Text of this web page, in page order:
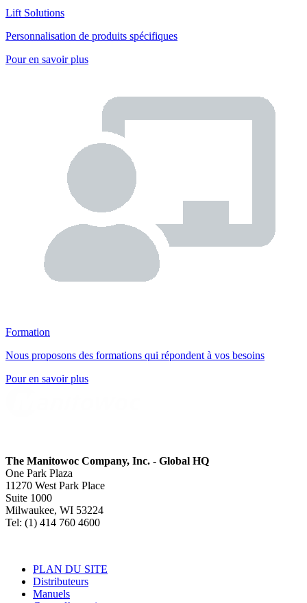
Lift Solutions
Personnalisation de produits spécifiques
Pour en savoir plus
Formation
Nous proposons des formations qui répondent à vos besoins
Pour en savoir plus
The Manitowoc Company, Inc. - Global HQ
One Park Plaza
11270 West Park Place
Suite 1000
Milwaukee, WI 53224
Tel: (1) 414 760 4600
PLAN DU SITE
Distributeurs
Manuels